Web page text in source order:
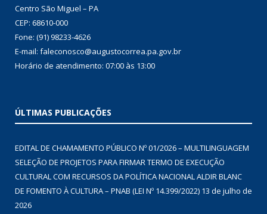
Centro São Miguel – PA
CEP: 68610-000
Fone: (91) 98233-4626
E-mail: faleconosco@augustocorrea.pa.gov.br
Horário de atendimento: 07:00 às 13:00
ÚLTIMAS PUBLICAÇÕES
EDITAL DE CHAMAMENTO PÚBLICO Nº 01/2026 – MULTILINGUAGEM
SELEÇÃO DE PROJETOS PARA FIRMAR TERMO DE EXECUÇÃO
CULTURAL COM RECURSOS DA POLÍTICA NACIONAL ALDIR BLANC
DE FOMENTO À CULTURA – PNAB (LEI Nº 14.399/2022) 13 de julho de
2026